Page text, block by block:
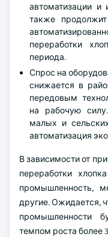
автоматизации и
также
переработки
периода.
Спрос на
снижается в
передовым
на рабочую
малых и
автоматизация
В зависимости от
переработки
промышленность,
другие. Ожидается,
промышленности
темпом роста более